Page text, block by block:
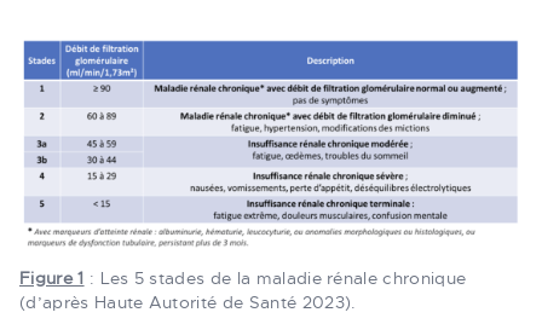
Figure 1 : Les 5 stades de la maladie rénale chronique
(d’après Haute Autorité de Santé 2023).